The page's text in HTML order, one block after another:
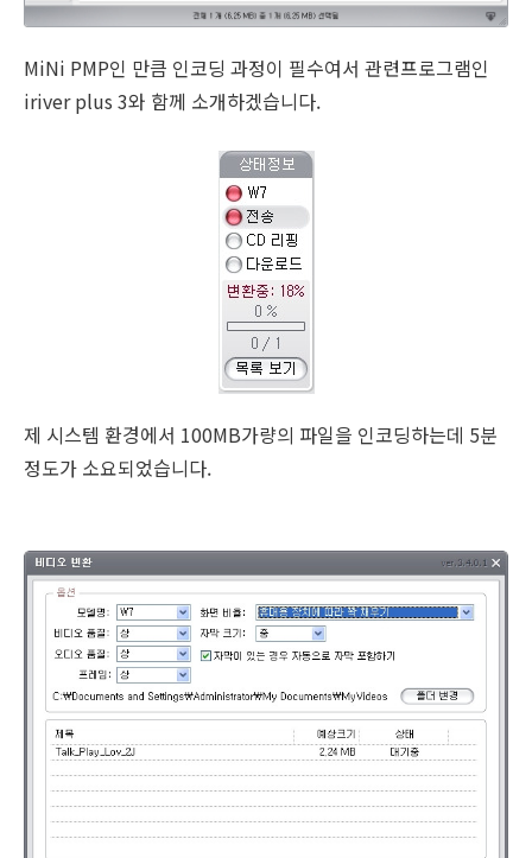
MiNi PMP인 만큼 인코딩 과정이 필수여서 관련프로그램인
iriver plus 3와 함께 소개하겠습니다.
제 시스템 환경에서 100MB가량의 파일을 인코딩하는데 5분
정도가 소요되었습니다.